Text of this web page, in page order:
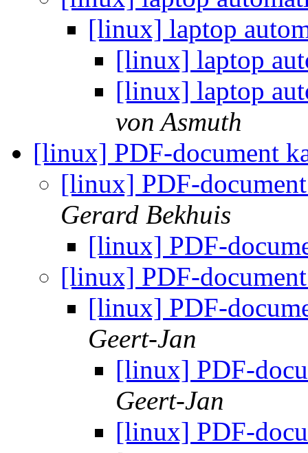
[linux] laptop
[linux] laptop
[linux] laptop
von Asmuth
[linux] PDF-document
[linux] PDF-
Gerard Bekhuis
[linux] PDF-
[linux] PDF-
[linux] PDF-
Geert-Jan
[linux] PDF-
Geert-Jan
[linux] PDF-